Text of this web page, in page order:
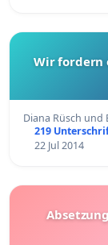
Wir fordern
Diana Rüsch und
219
22 Jul 2014